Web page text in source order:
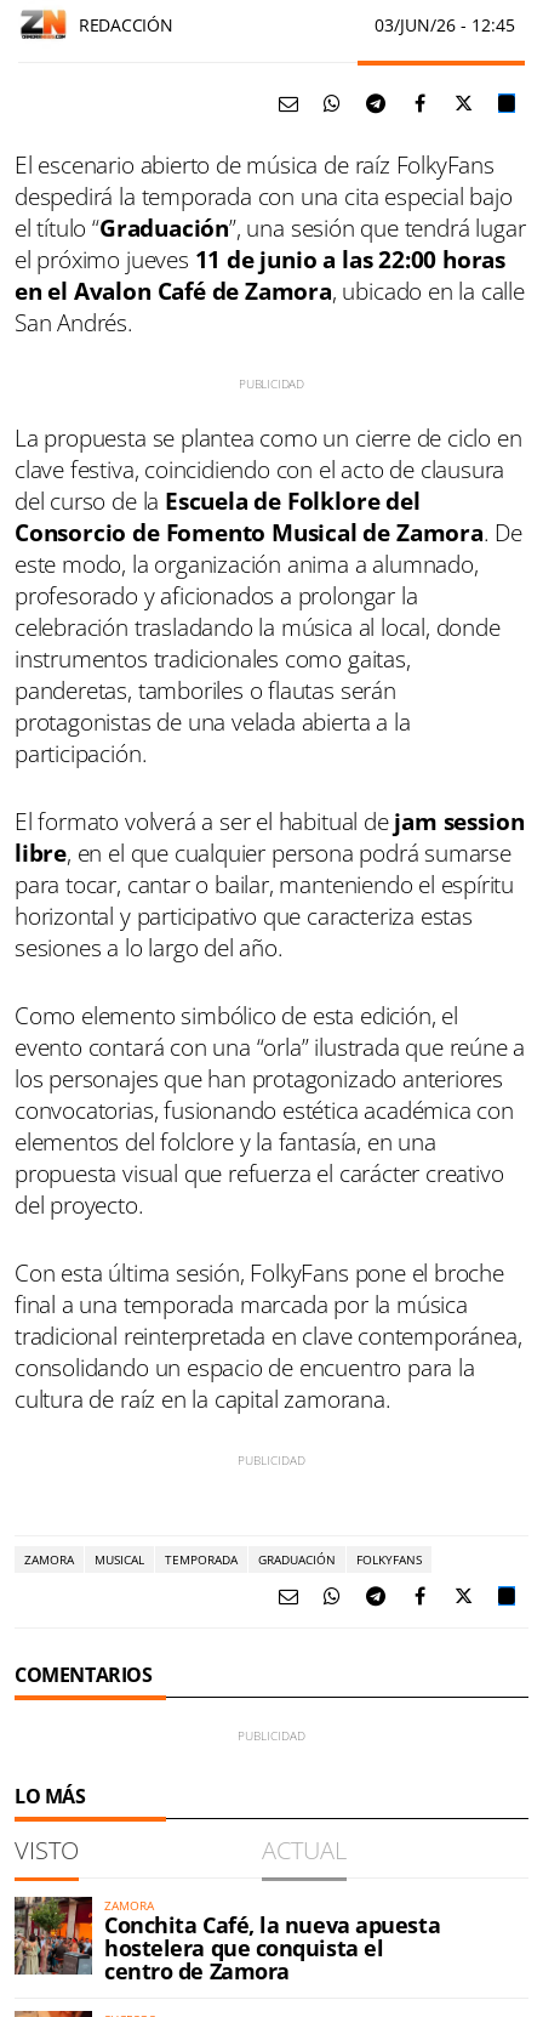
REDACCIÓN 03/JUN/26 - 12:45
El escenario abierto de música de raíz FolkyFans
despedirá la temporada con una cita especial bajo
el título “Graduación”, una sesión que tendrá lugar
el próximo jueves 11 de junio a las 22:00 horas
en el Avalon Café de Zamora, ubicado en la calle
San Andrés.
La propuesta se plantea como un cierre de ciclo en
clave festiva, coincidiendo con el acto de clausura
del curso de la Escuela de Folklore del
Consorcio de Fomento Musical de Zamora. De
este modo, la organización anima a alumnado,
profesorado y aficionados a prolongar la
celebración trasladando la música al local, donde
instrumentos tradicionales como gaitas,
panderetas, tamboriles o flautas serán
protagonistas de una velada abierta a la
participación.
El formato volverá a ser el habitual dejam session
libre, en el que cualquier persona podrá sumarse
para tocar, cantar o bailar, manteniendo el espíritu
horizontal y participativo que caracteriza estas
sesiones a lo largo del año.
Como elemento simbólico de esta edición, el
evento contará con una “orla” ilustrada que reúne a
los personajes que han protagonizado anteriores
convocatorias, fusionando estética académica con
elementos del folclore y la fantasía, en una
propuesta visual que refuerza el carácter creativo
del proyecto.
Con esta última sesión, FolkyFans pone el broche
final a una temporada marcada por la música
tradicional reinterpretada en clave contemporánea,
consolidando un espacio de encuentro para la
cultura de raíz en la capital zamorana.
ZAMORA MUSICAL TEMPORADA GRADUACIÓN FOLKYFANS
COMENTARIOS
LO MÁS
VISTO ACTUAL
ZAMORA
Conchita Café, la nueva apuesta
hostelera que conquista el
centro de Zamora